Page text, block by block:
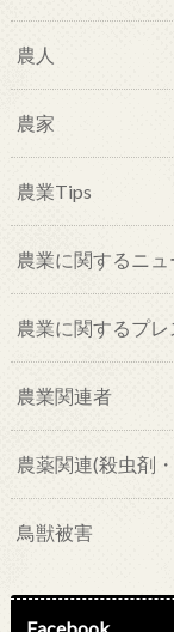
農人
農家
農業Tips
農業に関するニュ
農業に関するプレ
農業関連者
農薬関連(殺虫剤
鳥獣被害